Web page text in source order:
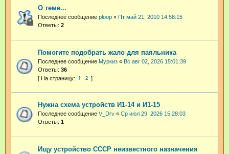
О теме...
Последнее сообщение ploop « Пт май 21, 2010 14:58:15
Ответы: 2
Помогите подобрать жало для паяльника
Последнее сообщение Муркиз « Вс авг 02, 2026 15:01:39
Ответы: 36
1 2
Нужна схема устройств И1-14 и И1-15
Последнее сообщение V_Drv « Ср июл 29, 2026 15:28:03
Ответы: 1
Ищу устройство СССР неизвестного назначения